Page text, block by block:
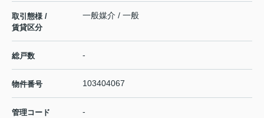
取引態様 /
賃貸区分
一般媒介 / 一般
総戸数 -
物件番号 103404067
管理コード -